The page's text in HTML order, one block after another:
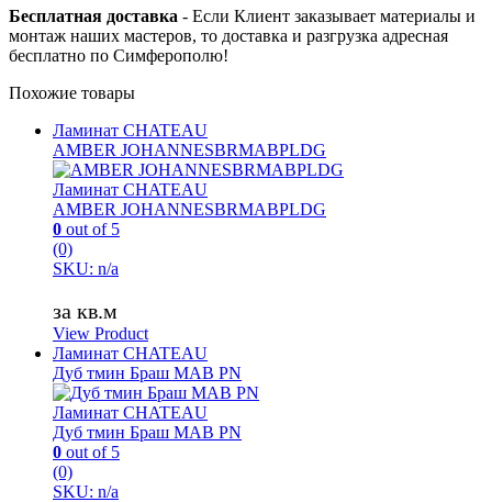
Бесплатная доставка - Если Клиент заказывает материалы и
монтаж наших мастеров, то доставка и разгрузка адресная
бесплатно по Симферополю!
Похожие товары
Ламинат CHATEAU
AMBER JOHANNESBRMABPLDG
Ламинат CHATEAU
AMBER JOHANNESBRMABPLDG
0 out of 5
(0)
SKU: n/a
за кв.м
View Product
Ламинат CHATEAU
Дуб тмин Браш MAB PN
Ламинат CHATEAU
Дуб тмин Браш MAB PN
0 out of 5
(0)
SKU: n/a